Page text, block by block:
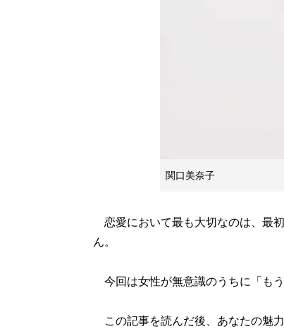
関口美奈子
恋愛において最も大切なのは、最
ん。
今回は女性が無意識のうちに「も
この記事を読んだ後、あなたの魅力